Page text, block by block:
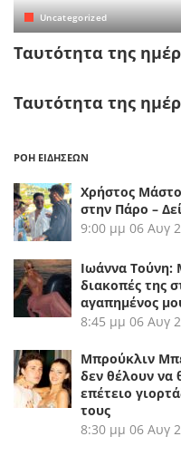
Uncategorized
Tαυτότητα της
Tαυτότητα της
ΡΟΗ ΕΙΔΗΣΕΩΝ
Χρήστος
στην Πάρο –
9:00 μμ 06 Αυγ
Ιωάννα Τούνη:
διακοπές της
αγαπημένος
8:45 μμ 06 Αυγ
Μπρούκλιν
δεν θέλουν να
επέτειο
τους
8:30 μμ 06 Αυγ